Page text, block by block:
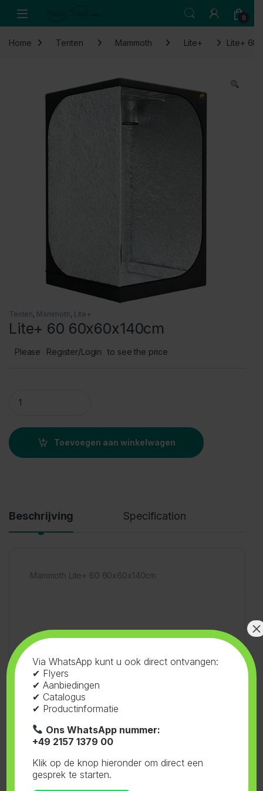
Open 0
Home Tenten Mammoth Lite+ Lite+ 60
Tenten, Mammoth, Lite+
Lite+ 60 60x60x140cm
Please Register/Login to see the price
Toevoegen aan winkelwagen
Beschrijving Specification
Mammoth Lite+ 60 60x60x140cm
SKU:71.556 Categorieën:Tenten,
Mammoth,
Via WhatsApp kunt u ook direct ontvangen:
✔ Flyers
✔ Aanbiedingen
✔ Catalogus
✔ Productinformatie
Ons WhatsApp nummer:
+49 2157 1379 00
Klik op de knop hieronder om direct een
gesprek te starten.
×